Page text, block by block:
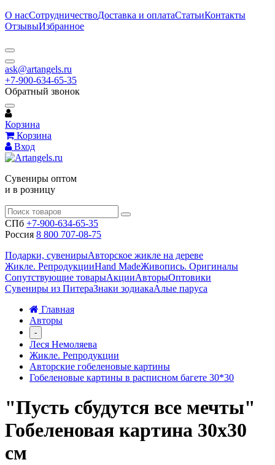
О насСотрудничествоДоставка и оплатаСтатьиКонтакты
ОтзывыИзбранное
ask@artangels.ru
+7-900-634-65-35
Обратный звонок
Корзина
Корзина
Вход
Сувениры оптом
и в розницу
СПб +7-900-634-65-35
Россия 8 800 707-08-75
Подарки, сувенирыАвторское жикле на дереве
Жикле. РепродукцииHand MadeЖивопись. Оригиналы
Сопутствующие товарыАкцииАвторыОптовики
Сувениры из ПитераЗнаки зодиакаАлые паруса
Главная
Авторы
-
Леся Немоляева
Жикле. Репродукции
Авторские гобеленовые картины
Гобеленовые картины в расписном багете 30*30
"Пусть сбудутся все мечты"
Гобеленовая картина 30х30
см